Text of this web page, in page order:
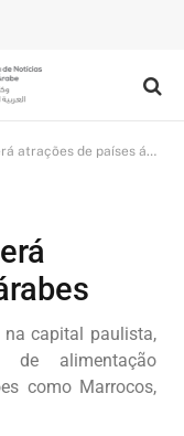
de países árabes
na capital paulista,
alimentação
como Marrocos,